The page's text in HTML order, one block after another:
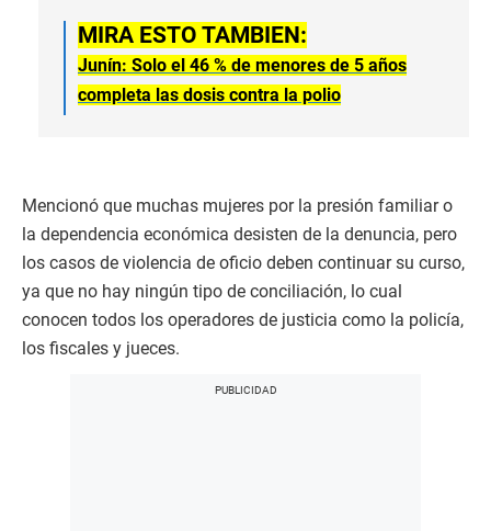
MIRA ESTO TAMBIEN:
Junín: Solo el 46 % de menores de 5 años
completa las dosis contra la polio
Mencionó que muchas mujeres por la presión familiar o
la dependencia económica desisten de la denuncia, pero
los casos de violencia de oficio deben continuar su curso,
ya que no hay ningún tipo de conciliación, lo cual
conocen todos los operadores de justicia como la policía,
los fiscales y jueces.